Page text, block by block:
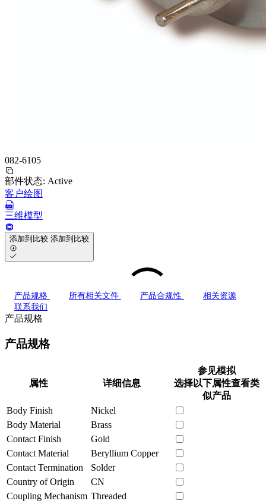
082-6105
部件状态: Active
客户绘图
三维模型
添加到比较 添加到比较
产品规格 所有相关文件 产品合规性
相关资源
联系我们
产品规格
产品规格
属性 详细信息
参见模拟
选择以下属性查看类
似产品
Body Finish
Nickel
Body Material
Brass
Contact Finish
Gold
Contact Material
Beryllium Copper
Contact Termination
Solder
Country of Origin
CN
Coupling Mechanism Threaded